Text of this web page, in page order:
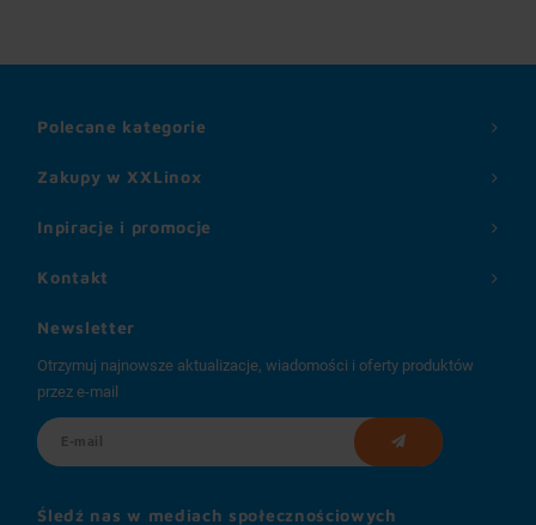
Zakupy w XXLinox
Inpiracje i promocje
Polecane kategorie
Kontakt
Newsletter
Otrzymuj najnowsze aktualizacje, wiadomości i oferty produktów
przez e-mail
Śledź nas w mediach społecznościowych